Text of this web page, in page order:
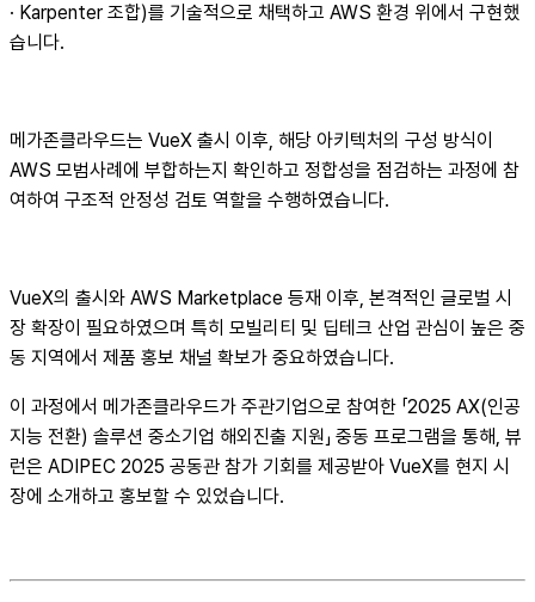
· Karpenter 조합)를 기술적으로 채택하고 AWS 환경 위에서 구현했
습니다.
메가존클라우드는 VueX 출시 이후, 해당 아키텍처의 구성 방식이
AWS 모범사례에 부합하는지 확인하고 정합성을 점검하는 과정에 참
여하여 구조적 안정성 검토 역할을 수행하였습니다.
VueX의 출시와 AWS Marketplace 등재 이후, 본격적인 글로벌 시
장 확장이 필요하였으며 특히 모빌리티 및 딥테크 산업 관심이 높은 중
동 지역에서 제품 홍보 채널 확보가 중요하였습니다.
이 과정에서 메가존클라우드가 주관기업으로 참여한 「2025 AX(인공
지능 전환) 솔루션 중소기업 해외진출 지원」 중동 프로그램을 통해, 뷰
런은 ADIPEC 2025 공동관 참가 기회를 제공받아 VueX를 현지 시
장에 소개하고 홍보할 수 있었습니다.